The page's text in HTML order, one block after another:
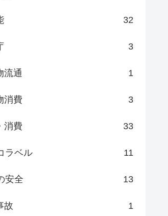
32
3
流通 1
消費 3
消費 33
ラベル 11
安全 13
故 1